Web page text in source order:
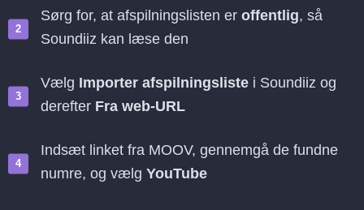
Sørg for, at afspilningslisten er offentlig, så
Soundiiz kan læse den
Vælg Importer afspilningsliste i Soundiiz og
derefter Fra web-URL
Indsæt linket fra MOOV, gennemgå de fundne
numre, og vælg YouTube